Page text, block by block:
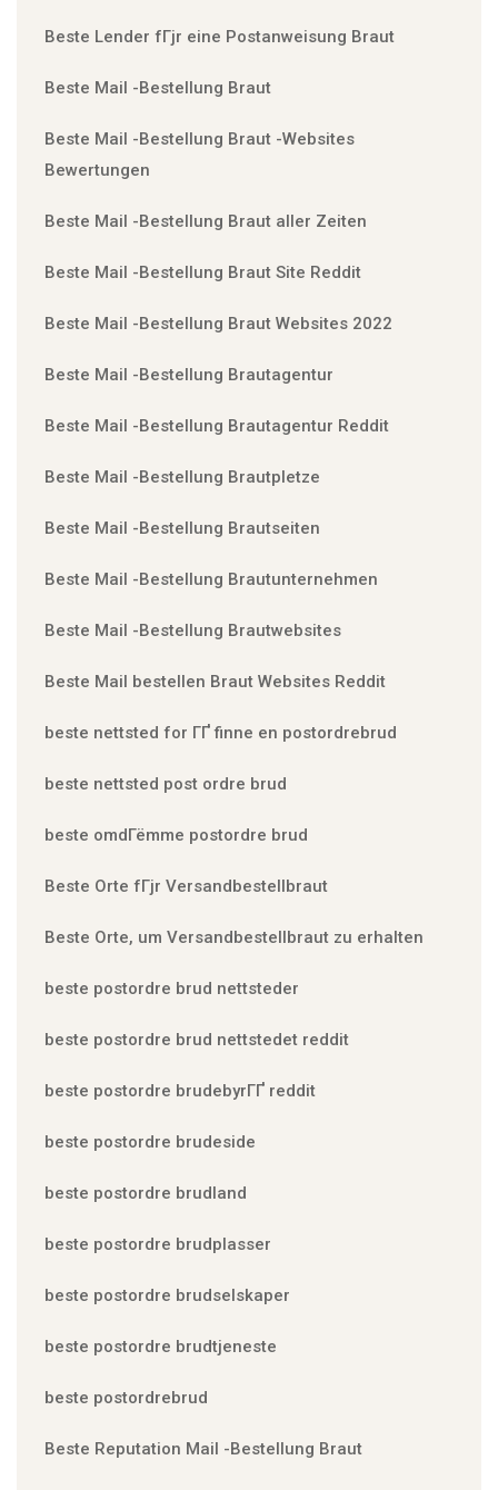
Beste Lender fГјr eine Postanweisung Braut
Beste Mail -Bestellung Braut
Beste Mail -Bestellung Braut -Websites
Bewertungen
Beste Mail -Bestellung Braut aller Zeiten
Beste Mail -Bestellung Braut Site Reddit
Beste Mail -Bestellung Braut Websites 2022
Beste Mail -Bestellung Brautagentur
Beste Mail -Bestellung Brautagentur Reddit
Beste Mail -Bestellung Brautpletze
Beste Mail -Bestellung Brautseiten
Beste Mail -Bestellung Brautunternehmen
Beste Mail -Bestellung Brautwebsites
Beste Mail bestellen Braut Websites Reddit
beste nettsted for ГҐ finne en postordrebrud
beste nettsted post ordre brud
beste omdГёmme postordre brud
Beste Orte fГјr Versandbestellbraut
Beste Orte, um Versandbestellbraut zu erhalten
beste postordre brud nettsteder
beste postordre brud nettstedet reddit
beste postordre brudebyrГҐ reddit
beste postordre brudeside
beste postordre brudland
beste postordre brudplasser
beste postordre brudselskaper
beste postordre brudtjeneste
beste postordrebrud
Beste Reputation Mail -Bestellung Braut